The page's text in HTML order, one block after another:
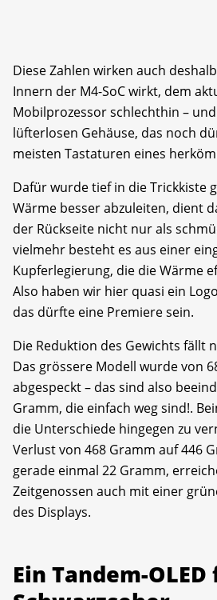
Diese Zahlen wirken auch
Innern der M4-SoC wirkt, dem
Mobilprozessor schlechthin –
lüfterlosen Gehäuse, das noch
meisten Tastaturen eines
Dafür wurde tief in die Trickkiste
Wärme besser abzuleiten, dient
der Rückseite nicht nur als
vielmehr besteht es aus einer
Kupferlegierung, die die Wärme
Also haben wir hier quasi ein
das dürfte eine Premiere sein.
Die Reduktion des Gewichts fällt
Das grössere Modell wurde von
abgespeckt – das sind also
Gramm, die einfach weg sind!.
die Unterschiede hingegen zu
Verlust von 468 Gramm auf 446
gerade einmal 22 Gramm,
Zeitgenossen auch mit einer
des Displays.
Ein Tandem-